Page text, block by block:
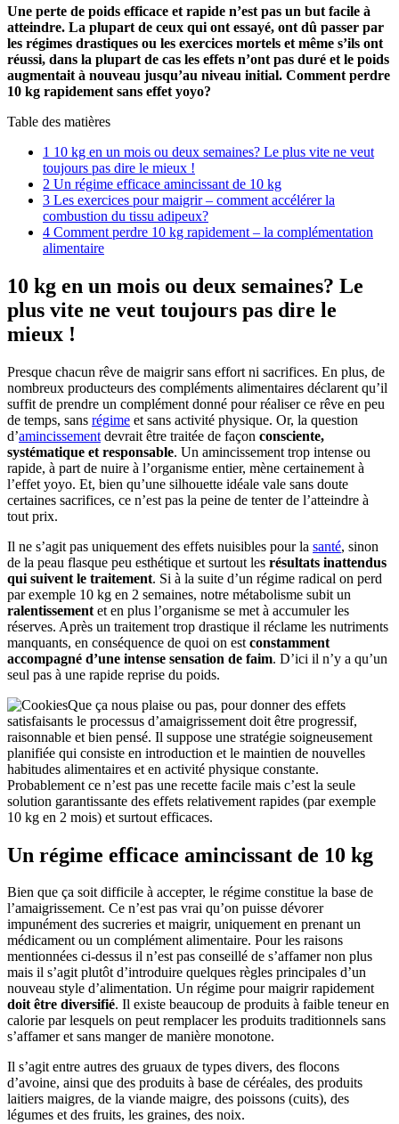
Une perte de poids efficace et rapide n’est pas un but facile à
atteindre. La plupart de ceux qui ont essayé, ont dû passer par
les régimes drastiques ou les exercices mortels et même s’ils ont
réussi, dans la plupart de cas les effets n’ont pas duré et le poids
augmentait à nouveau jusqu’au niveau initial. Comment perdre
10 kg rapidement sans effet yoyo?
Table des matières
1 10 kg en un mois ou deux semaines? Le plus vite ne veut
toujours pas dire le mieux !
2 Un régime efficace amincissant de 10 kg
3 Les exercices pour maigrir – comment accélérer la
combustion du tissu adipeux?
4 Comment perdre 10 kg rapidement – la complémentation
alimentaire
10 kg en un mois ou deux semaines? Le
plus vite ne veut toujours pas dire le
mieux !
Presque chacun rêve de maigrir sans effort ni sacrifices. En plus, de
nombreux producteurs des compléments alimentaires déclarent qu’il
suffit de prendre un complément donné pour réaliser ce rêve en peu
de temps, sans régime et sans activité physique. Or, la question
d’amincissement devrait être traitée de façon consciente,
systématique et responsable. Un amincissement trop intense ou
rapide, à part de nuire à l’organisme entier, mène certainement à
l’effet yoyo. Et, bien qu’une silhouette idéale vale sans doute
certaines sacrifices, ce n’est pas la peine de tenter de l’atteindre à
tout prix.
Il ne s’agit pas uniquement des effets nuisibles pour la santé, sinon
de la peau flasque peu esthétique et surtout les résultats inattendus
qui suivent le traitement. Si à la suite d’un régime radical on perd
par exemple 10 kg en 2 semaines, notre métabolisme subit un
ralentissement et en plus l’organisme se met à accumuler les
réserves. Après un traitement trop drastique il réclame les nutriments
manquants, en conséquence de quoi on est constamment
accompagné d’une intense sensation de faim. D’ici il n’y a qu’un
seul pas à une rapide reprise du poids.
Que ça nous plaise ou pas, pour donner des effets
satisfaisants le processus d’amaigrissement doit être progressif,
raisonnable et bien pensé. Il suppose une stratégie soigneusement
planifiée qui consiste en introduction et le maintien de nouvelles
habitudes alimentaires et en activité physique constante.
Probablement ce n’est pas une recette facile mais c’est la seule
solution garantissante des effets relativement rapides (par exemple
10 kg en 2 mois) et surtout efficaces.
Un régime efficace amincissant de 10 kg
Bien que ça soit difficile à accepter, le régime constitue la base de
l’amaigrissement. Ce n’est pas vrai qu’on puisse dévorer
impunément des sucreries et maigrir, uniquement en prenant un
médicament ou un complément alimentaire. Pour les raisons
mentionnées ci-dessus il n’est pas conseillé de s’affamer non plus
mais il s’agit plutôt d’introduire quelques règles principales d’un
nouveau style d’alimentation. Un régime pour maigrir rapidement
doit être diversifié. Il existe beaucoup de produits à faible teneur en
calorie par lesquels on peut remplacer les produits traditionnels sans
s’affamer et sans manger de manière monotone.
Il s’agit entre autres des gruaux de types divers, des flocons
d’avoine, ainsi que des produits à base de céréales, des produits
laitiers maigres, de la viande maigre, des poissons (cuits), des
légumes et des fruits, les graines, des noix.